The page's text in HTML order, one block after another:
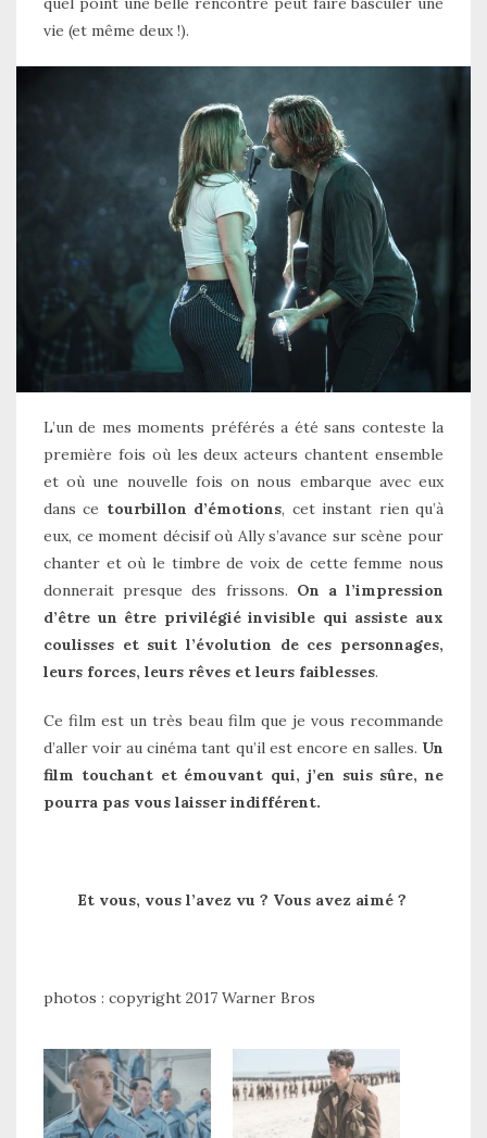
vie (et même deux !).
L’un de mes moments préférés a été sans conteste la
première fois où les deux acteurs chantent ensemble
et où une nouvelle fois on nous embarque avec eux
dans ce tourbillon d’émotions, cet instant rien qu’à
eux, ce moment décisif où Ally s’avance sur scène pour
chanter et où le timbre de voix de cette femme nous
donnerait presque des frissons. On a l’impression
d’être un être privilégié invisible qui assiste aux
coulisses et suit l’évolution de ces personnages,
leurs forces, leurs rêves et leurs faiblesses.
Ce film est un très beau film que je vous recommande
d’aller voir au cinéma tant qu’il est encore en salles. Un
film touchant et émouvant qui, j’en suis sûre, ne
pourra pas vous laisser indifférent.
Et vous, vous l’avez vu ? Vous avez aimé ?
photos : copyright 2017 Warner Bros